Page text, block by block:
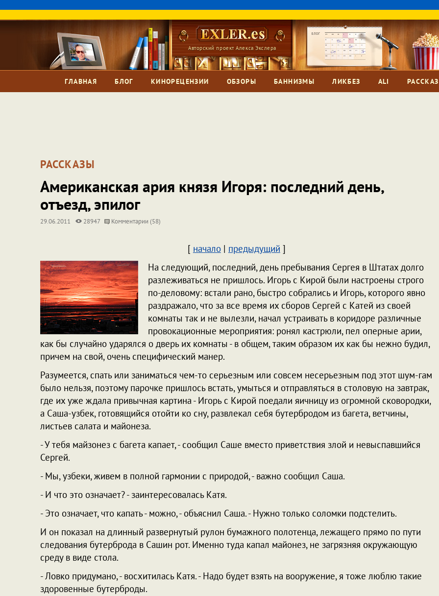
Авторский проект Алекса Экслера
ГЛАВНАЯ БЛОГ КИНОРЕЦЕНЗИИ ОБЗОРЫ БАННИЗМЫ ЛИКБЕЗ ALI
РАССКАЗЫ
Американская ария князя Игоря: последний день,
отъезд, эпилог
29.06.2011 28947 Комментарии (58)
[ начало| предыдущий ]
На следующий, последний, день пребывания Сергея в Штатах долго
разлеживаться не пришлось. Игорь с Кирой были настроены строго
по-деловому: встали рано, быстро собрались и Игорь, которого явно
раздражало, что за все время их сборов Сергей с Катей из своей
комнаты так и не вылезли, начал устраивать в коридоре различные
провокационные мероприятия: ронял кастрюли, пел оперные арии,
как бы случайно ударялся о дверь их комнаты - в общем, таким образом их как бы нежно будил,
причем на свой, очень специфический манер.
Разумеется, спать или заниматься чем-то серьезным или совсем несерьезным под этот шум-гам
было нельзя, поэтому парочке пришлось встать, умыться и отправляться в столовую на завтрак,
где их уже ждала привычная картина - Игорь с Кирой поедали яичницу из огромной сковородки,
а Саша-узбек, готовящийся отойти ко сну, развлекал себя бутербродом из багета, ветчины,
листьев салата и майонеза.
- У тебя майзонез с багета капает, - сообщил Саше вместо приветствия злой и невыспавшийся
Сергей.
- Мы, узбеки, живем в полной гармонии с природой, - важно сообщил Саша.
- И что это означает? - заинтересовалась Катя.
- Это означает, что капать - можно, - объяснил Саша. - Нужно только соломки подстелить.
И он показал на длинный развернутый рулон бумажного полотенца, лежащего прямо по пути
следования бутерброда в Сашин рот. Именно туда капал майонез, не загрязняя окружающую
среду в виде стола.
- Ловко придумано, - восхитилась Катя. - Надо будет взять на вооружение, я тоже люблю такие
здоровенные бутерброды.